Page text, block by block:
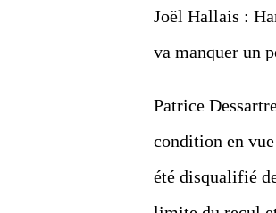
Joël Hallais :
va manquer un
Patrice
condition en
été disqualifié